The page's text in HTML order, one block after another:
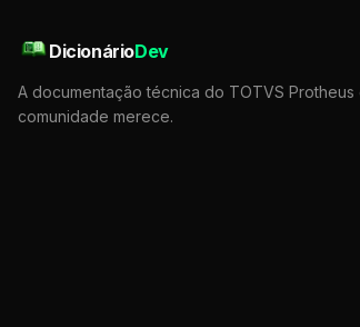
DicionárioDev
A documentação técnica do TOTVS Protheus
comunidade merece.